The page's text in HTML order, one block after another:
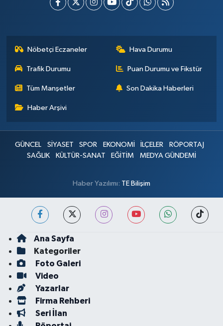
Nöbetçi Eczaneler Hava Durumu
Trafik Durumu Puan Durumu ve Fikstür
Tüm Manşetler Son Dakika Haberleri
Haber Arşivi
GÜNCEL SİYASET SPOR EKONOMİ İLÇELER
RÖPORTAJ
SAĞLIK
KÜLTÜR-SANAT EĞİTİM MEDYA GÜNDEMİ
Haber Yazılımı: TE Bilişim
Ana Sayfa
Kategoriler
Foto Galeri
Video
Yazarlar
Firma Rehberi
Seri İlan